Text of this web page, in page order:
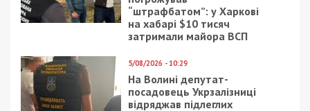
Рекламні блоки дають нам змогу
залишатися незалежними ЗМІ, а вам -
отримувати найсвіжіші новини під ними.
Приєднуйтесь також до 49000 в Google News. Слідкуйте
за останніми новинами!